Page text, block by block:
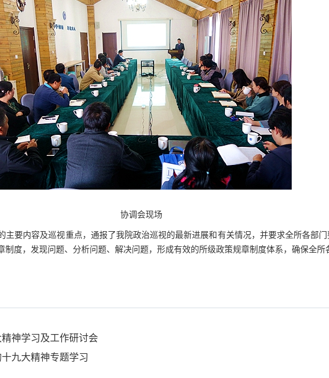
协调会现场
主要内容及巡视重点，通报了我院政治巡视的最新进展和有关情况，并要求全所各部
度，发现问题、分析问题、解决问题，形成有效的所级政策规章制度体系，确保全所
神学习及工作研讨会
九大精神专题学习